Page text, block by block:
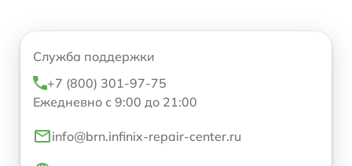
Служба поддержки
+7 (800) 301-97-75
Ежедневно с 9:00 до 21:00
info@brn.infinix-repair-center.ru